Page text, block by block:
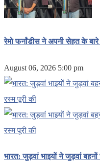
रेमो फर्नांडीस ने अपनी सेहत के
August 06, 2026 5:00 pm
भारत: जुड़वां भाइयों ने जुड़वां बहनों